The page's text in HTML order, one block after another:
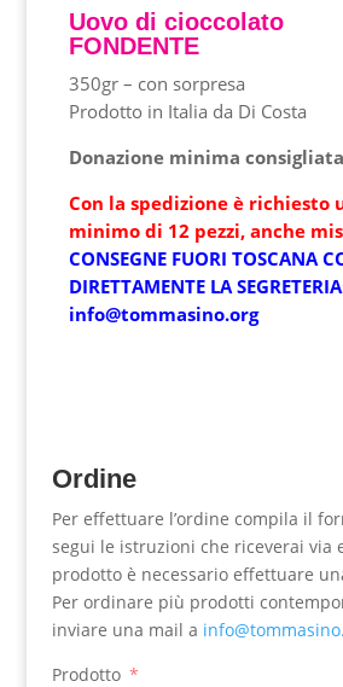
Uovo di cioccolato
FONDENTE
350gr – con sorpresa
Prodotto in Italia da Di Costa
Donazione minima
Con la spedizione è richiesto
minimo di 12 pezzi, anche
CONSEGNE FUORI TOSCANA
DIRETTAMENTE LA
info@tommasino.org
Ordine
Per effettuare l’ordine compila il
segui le istruzioni che riceverai via
prodotto è necessario effettuare
Per ordinare più prodotti
inviare una mail a
Prodotto